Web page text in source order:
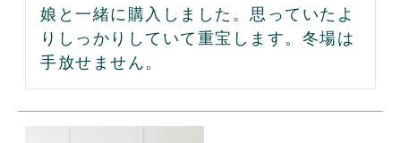
娘と一緒に購入しました。思っていたよ
りしっかりしていて重宝します。冬場は
手放せません。